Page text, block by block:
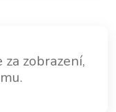
zobrazení,